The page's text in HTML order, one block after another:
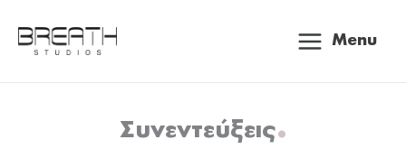
στο
περιεχόμενο
Menu
Συνεντεύξεις.